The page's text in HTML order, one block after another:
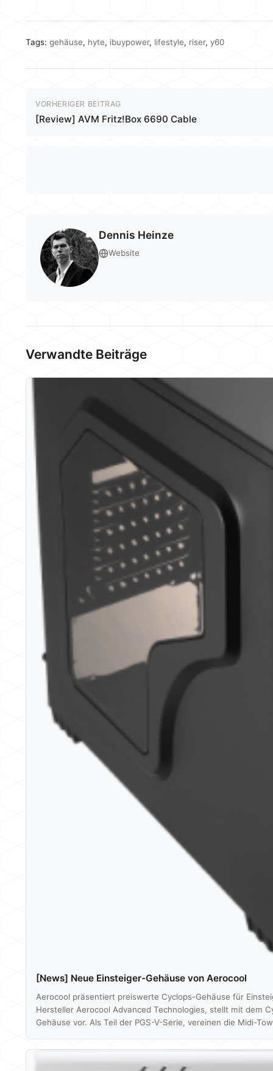
Tags: gehäuse, hyte, ibuypower, lifestyle, riser, y60
VORHERIGER BEITRAG
[Review] AVM Fritz!Box 6690 Cable
Dennis Heinze
Website
Verwandte Beiträge
[News] Neue Einsteiger-Gehäuse von Aerocool
Aerocool präsentiert preiswerte Cyclops-Gehäuse für
Hersteller Aerocool Advanced Technologies, stellt mit dem
Gehäuse vor. Als Teil der PGS-V-Serie, vereinen die Midi-
denn die beiden Gehäuse bieten überdurchschnittlich viele
setzt Aerocool auf einen sehr…